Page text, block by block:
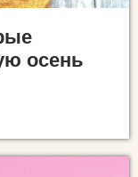
осень